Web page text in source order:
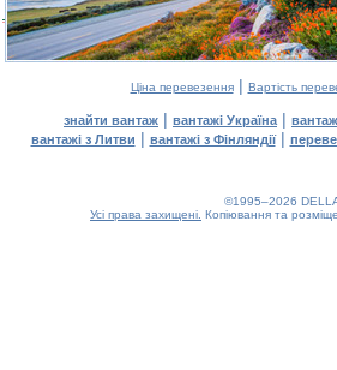
Ціна перевезення| Вартість
знайти вантаж | вантажі Україна |
вантажі з Литви | вантажі з Фінляндії|
©1995–2026
Усі права захищені. Копіювання та